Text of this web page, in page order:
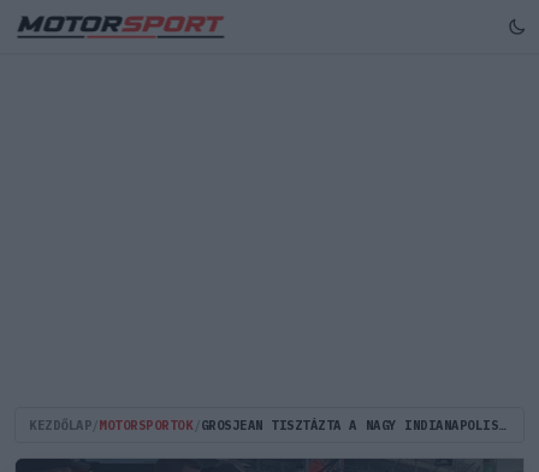
KEZDŐLAP MOTORSPORTOK GROSJEAN TISZTÁZTA A NAGY INDIANAPOLISI BALHÉT: „NEM VOLTAM DÜHÖS” (VIDEÓ)